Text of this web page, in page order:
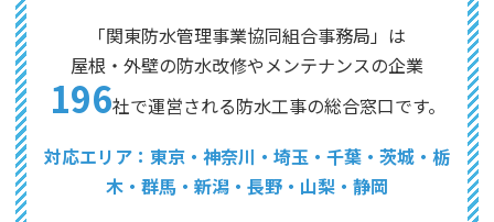
「関東防水管理事業協同組合事務局」は
屋根・外壁の防水改修やメンテナンスの企業
196社で運営される防水工事の総合窓口です。
対応エリア：東京・神奈川・埼玉・千葉・茨城・栃
木・群馬・新潟・長野・山梨・静岡